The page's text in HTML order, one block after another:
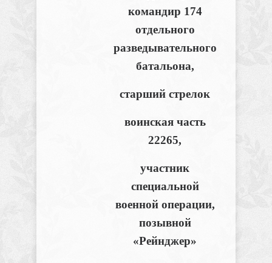
командир 174
отдельного
разведывательного
батальона,
старший стрелок
воинская часть
22265,
участник
специальной
военной операции,
позывной
«Рейнджер»